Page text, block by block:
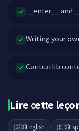
__enter__ and
Writing your
Lire cette
🇬🇧English 🇪🇸